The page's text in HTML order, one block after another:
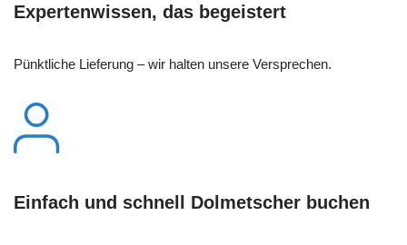
Expertenwissen, das begeistert
Pünktliche Lieferung – wir halten unsere Versprechen.
Einfach und schnell Dolmetscher buchen